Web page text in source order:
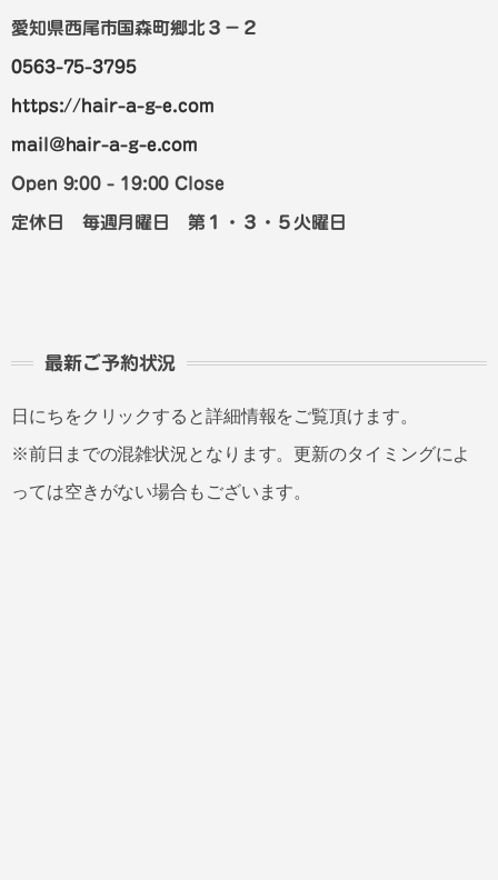
愛知県西尾市国森町郷北３－２
0563-75-3795
https://hair-a-g-e.com
mail@hair-a-g-e.com
Open 9:00 - 19:00 Close
定休日 毎週月曜日 第１・３・５火曜日
最新ご予約状況
日にちをクリックすると詳細情報をご覧頂けます。
※前日までの混雑状況となります。更新のタイミングによ
っては空きがない場合もございます。